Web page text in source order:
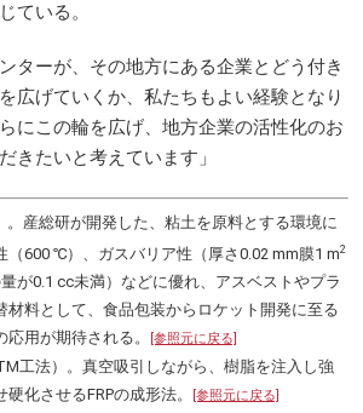
ている。
ターが、その地方にある企業とどう付き
広げていくか、私たちもよい経験となり
にこの輪を広げ、地方企業の活性化のお
きたいと考えています」
。産総研が開発した、粘土を原料とする環境に
（600 ℃）、ガスバリア性（厚さ0.02 mm膜1 m2
が0.1 cc未満）などに優れ、アスベストやプラ
材料として、食品包装からロケット開発に至る
用が期待される。
[参照元に戻る]
工法）。真空吸引しながら、樹脂を注入し強
化させるFRPの成形法。
[参照元に戻る]